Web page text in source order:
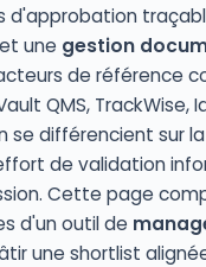
d'approbation
une gestion
de référence
QMS, TrackWise,
se différencient sur la
de validation
Cette page
d'un outil de
une shortlist